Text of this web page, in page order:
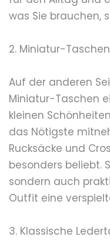
was Sie brauchen,
2. Miniatur-Taschen
Auf der anderen
Miniatur-Taschen
kleinen
das Nötigste
Rucksäcke und
besonders beliebt.
sondern auch
Outfit eine
3. Klassische